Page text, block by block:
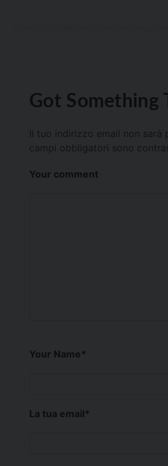
Got Something
Il tuo indirizzo email non sarà
campi obbligatori sono
Your comment
Your Name*
La tua email*